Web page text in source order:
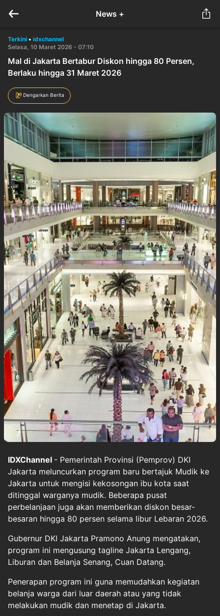
News +
Terkini • idxchannel
Selasa, 10 Maret 2026 - 07:10
Mal di Jakarta Bertabur Diskon hingga 80 Persen,
Berlaku hingga 31 Maret 2026
Dengarkan Berita
IDXChannel - Pemerintah Provinsi (Pemprov) DKI
Jakarta meluncurkan program baru bertajuk Mudik ke
Jakarta untuk mengisi kekosongan ibu kota saat
ditinggal warganya mudik. Beberapa pusat
perbelanjaan juga akan memberikan diskon besar-
besaran hingga 80 persen selama libur Lebaran 2026.
Gubernur DKI Jakarta Pramono Anung mengatakan,
program ini mengusung tagline Jakarta Lengang,
Liburan dan Belanja Senang, Cuan Datang.
Penerapan program ini guna memudahkan kegiatan
belanja warga dari luar daerah atau yang tidak
melakukan mudik dan menetap di Jakarta.